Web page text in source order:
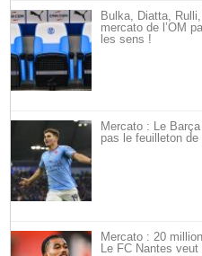
Bulka, Diatta,
mercato de l’OM
les sens !
Mercato : Le Barça
pas le feuilleton de
Mercato : 20
Le FC Nantes